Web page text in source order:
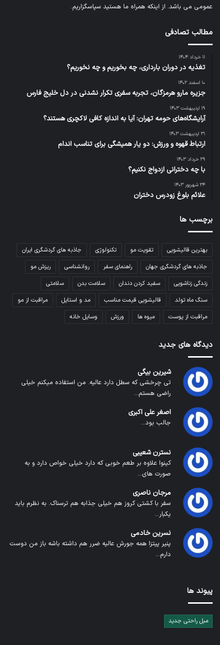
عمومی می باشد. از اینکه همراه ما هستید سپاسگزاریم.
مطالب تصادفی
۱۱ خرداد ۱۴۰۴
تغذیه در دوران بارداری، چه بخوریم و چه نخوریم؟
۱۰ اسفند ۱۴۰۲
جزیره مارو هرمزگان، تجربه‌ سفری تکرار نشدنی در دل خلیج فارس
۱۹ اردیبهشت ۱۴۰۳
آرایشگاه‌های حومه تهران: آیا به اندازه کافی لاکچری هستند؟
۳۱ اردیبهشت ۱۴۰۳
ارتباط قهوه و ورزش: دو یار همیشگی برای تناسب اندام
۲۹ خرداد ۱۴۰۳
با چه دخترانی ازدواج نکنیم؟
۲۴ شهریور ۱۴۰۳
علائم بلوغ زودرس دختران
برچسب ها
بهترین قالیشویی تقویت مو تکنولوژی
جاذبه های گردشگری ایران
جاذبه های گردشگری جهان
راهنمای سفر روانشناسی
ریزش مو
زندگی زناشویی
سفید کردن دندان سلامت بدن
سلامتی
سنگ ماه تولد
قالیشویی قیمت مناسب مد و استایل
مراقبت از مو
مراقبت از پوست
میوه ها ورزش وسایل خانه
دیدگاه های جدید
شیرین بیگی
تی چرخشی که سطل دارد عالیه. من استفاده میکنم خیلی
راضی هستم...
اصغر علی اکبری
جالب بود...
نسترن شعیبی
کینوا علاوه بر طعم خوبی که دارد خیلی خواص دارد و به
صورت های...
مرجان ناصری
سفر با کشتی کروز هم خیلی جذابه هم ترسناک. به نظرم باید
یکبار...
نسرین خادمی
پنیر پیتزا همه جورش عالیه ضرر هم داشته باشه باز من دوست
دارم...
پیوند ها
مبل راحتی جدید